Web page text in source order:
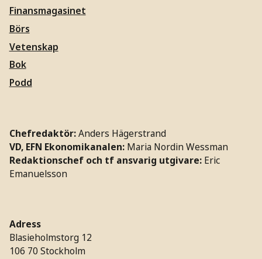
Finansmagasinet
Börs
Vetenskap
Bok
Podd
Chefredaktör:Anders Hägerstrand
VD, EFN Ekonomikanalen: Maria Nordin Wessman
Redaktionschef och tf ansvarig utgivare: Eric
Emanuelsson
Adress
Blasieholmstorg 12
106 70 Stockholm